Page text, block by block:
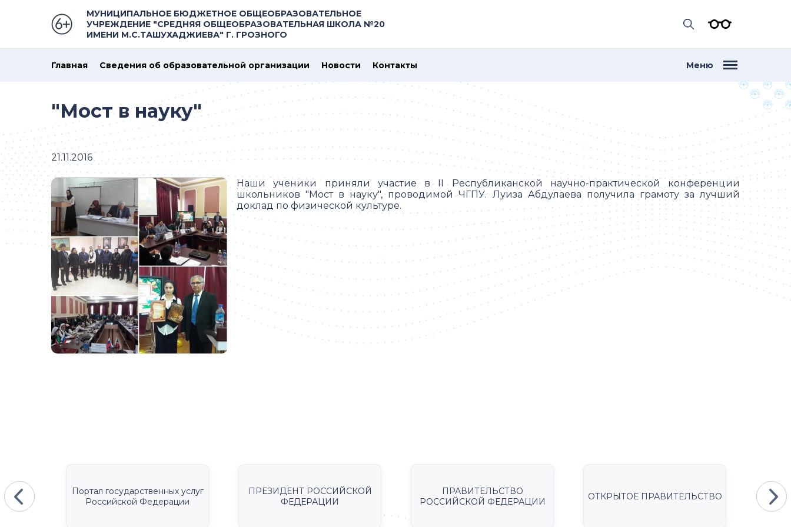
МУНИЦИПАЛЬНОЕ БЮДЖЕТНОЕ ОБЩЕОБРАЗОВАТЕЛЬНОЕ
УЧРЕЖДЕНИЕ "СРЕДНЯЯ ОБЩЕОБРАЗОВАТЕЛЬНАЯ ШКОЛА №20
ИМЕНИ М.С.ТАШУХАДЖИЕВА" Г. ГРОЗНОГО
Главная Сведения об образовательной организации Новости Контакты Меню
"Мост в науку"
21.11.2016
Наши ученики приняли участие в II Республиканской научно-практической конференции
школьников "Мост в науку", проводимой ЧГПУ. Луиза Абдулаева получила грамоту за лучший
доклад по физической культуре.
Портал государственных услуг
Российской Федерации
ПРЕЗИДЕНТ РОССИЙСКОЙ
ФЕДЕРАЦИИ
ПРАВИТЕЛЬСТВО
РОССИЙСКОЙ ФЕДЕРАЦИИ
ОТКРЫТОЕ ПРАВИТЕЛЬСТВО